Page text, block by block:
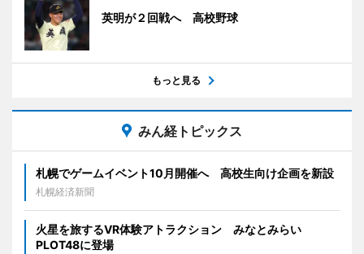
英明が２回戦へ 高校野球
もっと見る
みん経トピックス
札幌でゲームイベント10月開催へ 高校生向け企画を新設
札幌経済新聞
火星を旅するVR体験アトラクション みなとみらい
PLOT48に登場